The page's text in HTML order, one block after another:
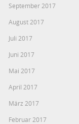
September 2017
August 2017
Juli 2017
Juni 2017
Mai 2017
April 2017
März 2017
Februar 2017